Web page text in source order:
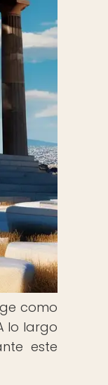
como
lo largo
este